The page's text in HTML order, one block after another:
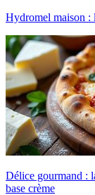
Hydromel maison :
Délice gourmand :
base crème